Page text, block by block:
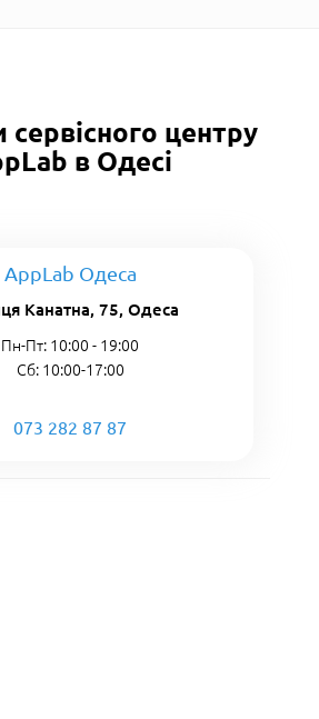
сервісного центру
в Одесі
AppLab Одеса
Канатна, 75, Одеса
Пн-Пт: 10:00 - 19:00
Сб: 10:00-17:00
073 282 87 87